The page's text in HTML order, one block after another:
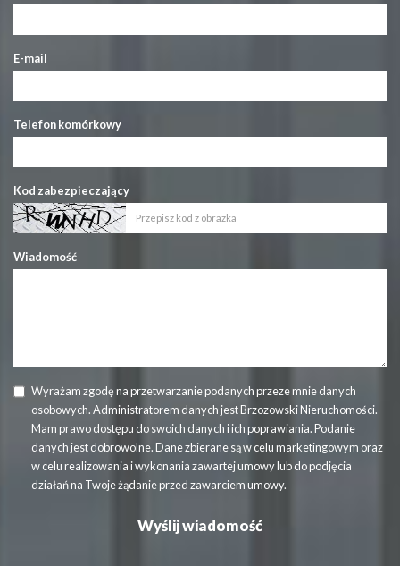
E-mail
Telefon komórkowy
Kod zabezpieczający
Wiadomość
Wyrażam zgodę na przetwarzanie podanych przeze mnie danych
osobowych. Administratorem danych jest Brzozowski Nieruchomości.
Mam prawo dostępu do swoich danych i ich poprawiania. Podanie
danych jest dobrowolne. Dane zbierane są w celu marketingowym oraz
w celu realizowania i wykonania zawartej umowy lub do podjęcia
działań na Twoje żądanie przed zawarciem umowy.